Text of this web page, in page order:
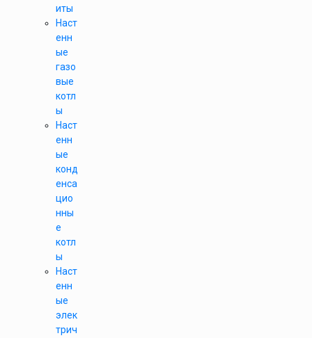
иты
Наст
енн
ые
газо
вые
котл
ы
Наст
енн
ые
конд
енса
цио
нны
е
котл
ы
Наст
енн
ые
элек
трич